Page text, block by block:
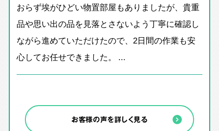
おらず埃がひどい物置部屋もありましたが、貴重
品や思い出の品を見落とさないよう丁寧に確認し
ながら進めていただけたので、2日間の作業も安
心してお任せできました。 ...
お客様の声を詳しく見る